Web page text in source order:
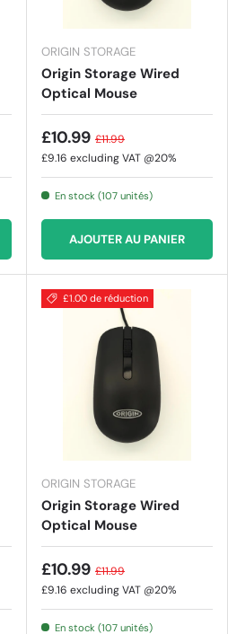
ORIGIN STORAGE
Origin Storage Wired
Optical Mouse
£10.99 £11.99
£9.16 excluding VAT @20%
En stock (107 unités)
AJOUTER AU PANIER
£1.00 de réduction
ORIGIN STORAGE
Origin Storage Wired
Optical Mouse
£10.99 £11.99
£9.16 excluding VAT @20%
En stock (107 unités)